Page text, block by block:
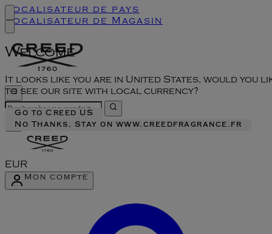
Welcome
It looks like you are in United States, would you
to see our site with local currency?
Go to Creed US
No Thanks, Stay on www.creedfragrance.fr
Localisateur de pays
Localisateur de Magasin
EUR
Mon compte